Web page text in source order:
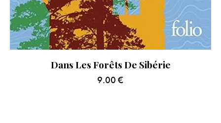
Dans Les Forêts De Sibérie
9.00 €